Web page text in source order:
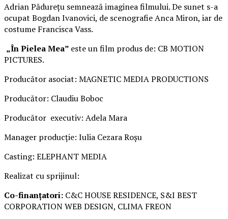
Adrian Pădurețu semnează imaginea filmului. De sunet s-a
ocupat Bogdan Ivanovici, de scenografie Anca Miron, iar de
costume Francisca Vass.
„În Pielea Mea” este un film produs de: CB MOTION
PICTURES.
Producător asociat: MAGNETIC MEDIA PRODUCTIONS
Producător: Claudiu Boboc
Producător executiv: Adela Mara
Manager producție: Iulia Cezara Roșu
Casting: ELEPHANT MEDIA
Realizat cu sprijinul:
Co-finanțatori: C&C HOUSE RESIDENCE, S&I BEST
CORPORATION WEB DESIGN, CLIMA FREON